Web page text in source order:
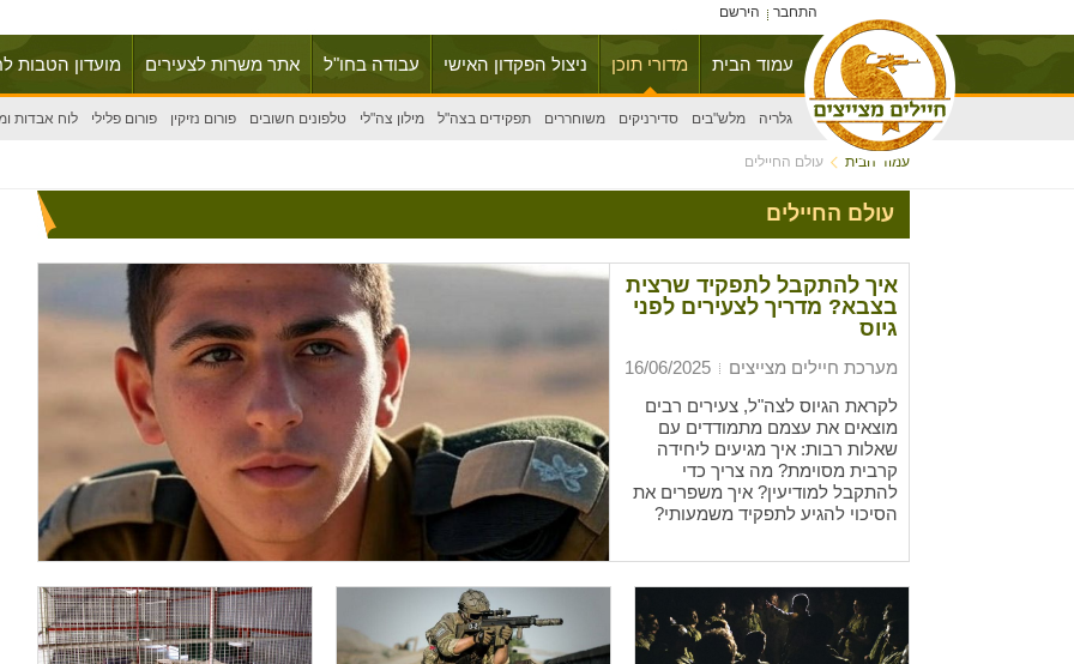
התחבר הירשם
עמוד הבית מדורי תוכן ניצול הפקדון האישי עבודה בחו"ל אתר משרות לצעירים מועדון הטבות
גלריה מלש"בים סדירניקים משוחררים תפקידים בצה"ל מילון צה"לי טלפונים חשובים פורום נזיקין פורום פלילי לוח אבדות
עמוד הבית עולם החיילים
עולם החיילים
איך להתקבל לתפקיד שרצית
בצבא? מדריך לצעירים לפני
גיוס
מערכת חיילים מצייצים
לקראת הגיוס לצה"ל, צעירים רבים
מוצאים את עצמם מתמודדים עם
שאלות רבות: איך מגיעים ליחידה
קרבית מסוימת? מה צריך כדי
להתקבל למודיעין? איך משפרים את
הסיכוי להגיע לתפקיד משמעותי?